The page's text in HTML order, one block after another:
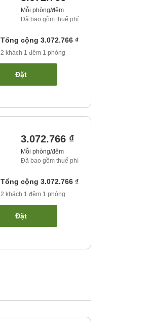
Mỗi phòng/đêm
Đã bao gồm thuế phí
Tổng cộng 3.072.766 ₫
2 khách 1 đêm 1 phòng
Đặt
3.072.766 ₫
Mỗi phòng/đêm
Đã bao gồm thuế phí
Tổng cộng 3.072.766 ₫
2 khách 1 đêm 1 phòng
Đặt